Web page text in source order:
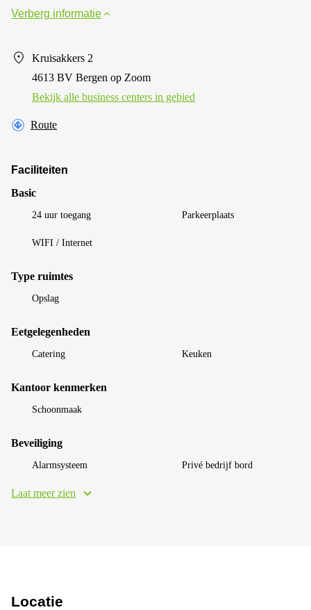
Verberg informatie
Kruisakkers 2
4613 BV Bergen op Zoom
Bekijk alle business centers in gebied
Route
Faciliteiten
Basic
24 uur toegang Parkeerplaats
WIFI / Internet
Type ruimtes
Opslag
Eetgelegenheden
Catering Keuken
Kantoor kenmerken
Schoonmaak
Beveiliging
Alarmsysteem Privé bedrijf bord
Laat meer zien
Locatie